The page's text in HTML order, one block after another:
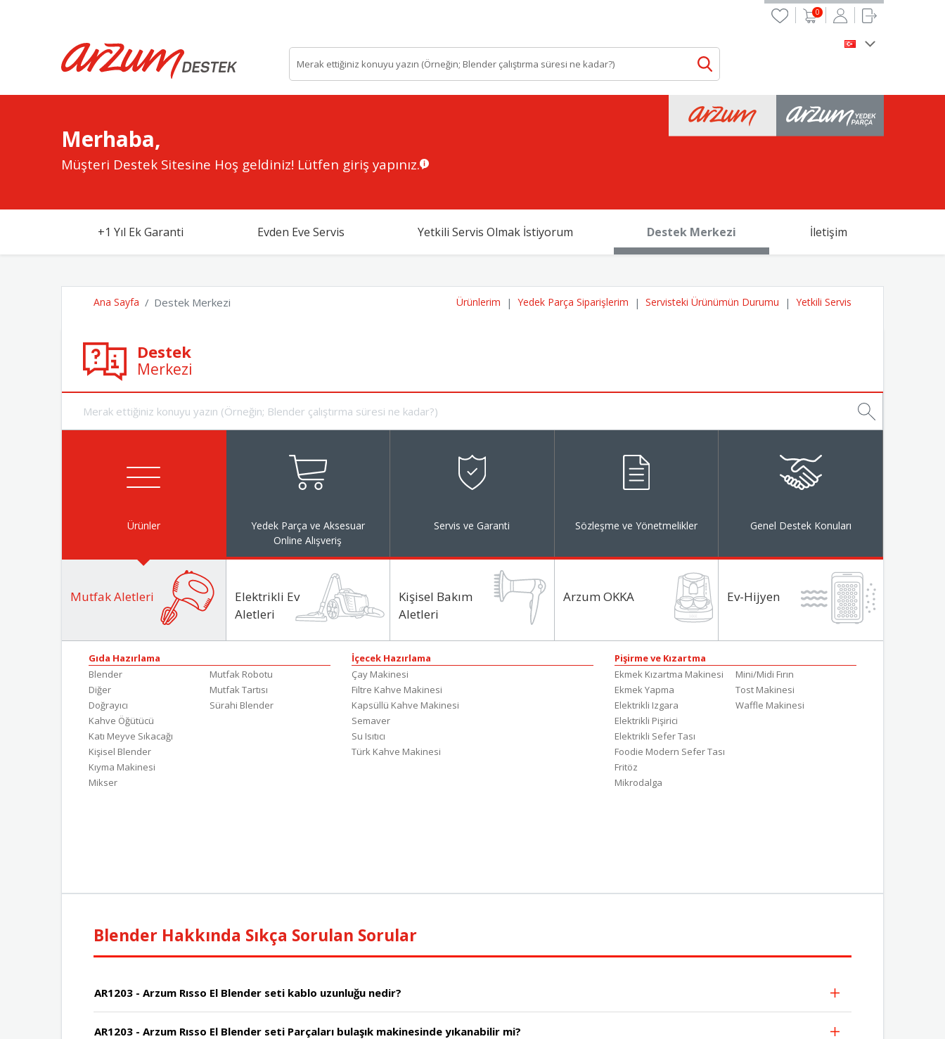
0
Merhaba,
Müşteri Destek Sitesine Hoş geldiniz! Lütfen giriş yapınız.
+1 Yıl Ek Garanti Evden Eve Servis Yetkili Servis Olmak İstiyorum Destek Merkezi İletişim
Ana Sayfa Destek Merkezi Ürünlerim Yedek Parça Siparişlerim Servisteki Ürünümün Durumu Yetkili Servis
Destek
Merkezi
Ürünler
Yedek Parça ve Aksesuar
Online Alışveriş
Servis ve Garanti Sözleşme ve Yönetmelikler Genel Destek Konuları
Mutfak Aletleri
Elektrikli Ev
Aletleri
Kişisel Bakım
Aletleri
Arzum OKKA Ev-Hijyen
Gıda Hazırlama
Blender
Diğer
Doğrayıcı
Kahve Öğütücü
Katı Meyve Sıkacağı
Kişisel Blender
Kıyma Makinesi
Mikser
Mutfak Robotu
Mutfak Tartısı
Sürahi Blender
İçecek Hazırlama
Çay Makinesi
Filtre Kahve Makinesi
Kapsüllü Kahve Makinesi
Semaver
Su Isıtıcı
Türk Kahve Makinesi
Pişirme ve Kızartma
Ekmek Kızartma Makinesi
Ekmek Yapma
Elektrikli Izgara
Elektrikli Pişirici
Elektrikli Sefer Tası
Foodie Modern Sefer Tası
Fritöz
Mikrodalga
Mini/Midi Fırın
Tost Makinesi
Waffle Makinesi
Blender Hakkında Sıkça Sorulan Sorular
AR1203 - Arzum Rısso El Blender seti kablo uzunluğu nedir?
AR1203 - Arzum Rısso El Blender seti Parçaları bulaşık makinesinde yıkanabilir mi?